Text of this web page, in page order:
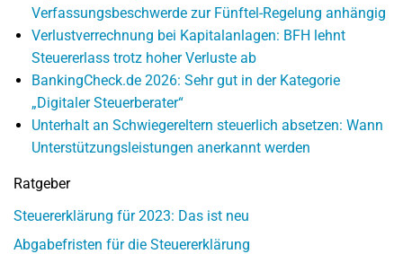
Verfassungsbeschwerde zur Fünftel-Regelung anhängig
Verlustverrechnung bei Kapitalanlagen: BFH lehnt
Steuererlass trotz hoher Verluste ab
BankingCheck.de 2026: Sehr gut in der Kategorie
„Digitaler Steuerberater“
Unterhalt an Schwiegereltern steuerlich absetzen: Wann
Unterstützungsleistungen anerkannt werden
Ratgeber
Steuererklärung für 2023: Das ist neu
Abgabefristen für die Steuererklärung